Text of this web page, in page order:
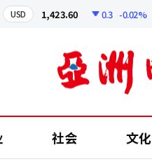
USD 1,423.60 0.3 -0.02%
社会 文化